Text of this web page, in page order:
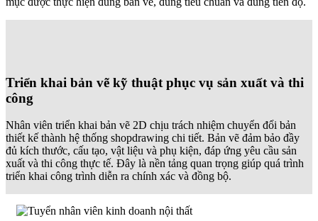
Triển khai bản vẽ kỹ thuật phục vụ sản xuất và thi
công
Nhân viên triển khai bản vẽ 2D chịu trách nhiệm chuyển đổi bản
thiết kế thành hệ thống shopdrawing chi tiết. Bản vẽ đảm bảo đầy
đủ kích thước, cấu tạo, vật liệu và phụ kiện, đáp ứng yêu cầu sản
xuất và thi công thực tế. Đây là nền tảng quan trọng giúp quá trình
triển khai công trình diễn ra chính xác và đồng bộ.